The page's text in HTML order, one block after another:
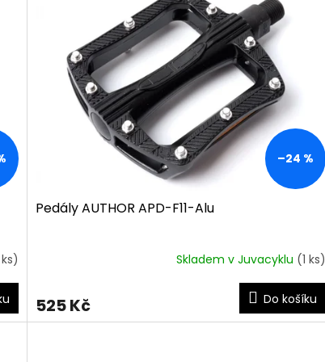
–24 %
Pedály AUTHOR APD-F11-Alu
Skladem v Juvacyklu (1 ks)
525 Kč Do košíku